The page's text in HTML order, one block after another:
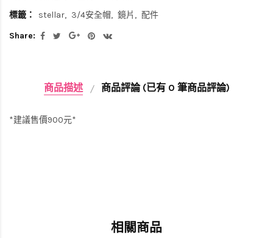
標籤：
stellar 3/4安全帽 鏡片
配件
Share:
商品描述 商品評論 (已有 0 筆商品評論)
*建議售價900元*
相關商品